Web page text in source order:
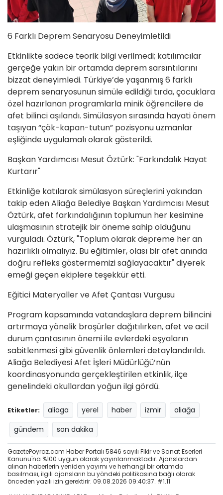
6 Farklı Deprem Senaryosu Deneyimletildi
Etkinlikte sadece teorik bilgi verilmedi; katılımcılar
gerçeğe yakın bir ortamda deprem sarsıntılarını
bizzat deneyimledi. Türkiye’de yaşanmış 6 farklı
deprem senaryosunun simüle edildiği tırda, çocuklara
özel hazırlanan programlarla minik öğrencilere de
afet bilinci aşılandı. Simülasyon sırasında hayati önem
taşıyan “çök-kapan-tutun” pozisyonu uzmanlar
eşliğinde uygulamalı olarak gösterildi.
Başkan Yardımcısı Mesut Öztürk: "Farkındalık Hayat
Kurtarır"
Etkinliğe katılarak simülasyon süreçlerini yakından
takip eden Aliağa Belediye Başkan Yardımcısı Mesut
Öztürk, afet farkındalığının toplumun her kesimine
ulaşmasının stratejik bir öneme sahip olduğunu
vurguladı. Öztürk, "Toplum olarak depreme her an
hazırlıklı olmalıyız. Bu eğitimler, olası bir afet anında
doğru refleks göstermemizi sağlayacaktır" diyerek
emeği geçen ekiplere teşekkür etti.
Eğitici Materyaller ve Afet Çantası Vurgusu
Program kapsamında vatandaşlara deprem bilincini
artırmaya yönelik broşürler dağıtılırken, afet ve acil
durum çantasının önemi ile evlerdeki eşyaların
sabitlenmesi gibi güvenlik önlemleri detaylandırıldı.
Aliağa Belediyesi Afet İşleri Müdürlüğü’nün
koordinasyonunda gerçekleştirilen etkinlik, ilçe
genelindeki okullardan yoğun ilgi gördü.
Etiketler: aliaga yerel haber izmir
aliağa
gündem
son dakika
GazetePoyraz.com Haber Portalı 5846 sayılı Fikir ve Sanat Eserleri
Kanunu'na %100 uygun olarak yayınlanmaktadır. Ajanslardan
alınan haberlerin yeniden yayımı ve herhangi bir ortamda
basılması, ilgili ajansların bu yöndeki politikasına bağlı olarak
önceden yazılı izin gerektirir. 09.08.2026 09:40:37. #1.11